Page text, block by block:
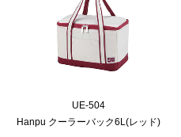
UE-504
Hanpu クーラーバック6L(レッド)